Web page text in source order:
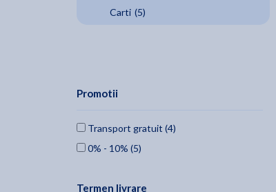
Carti (5)
Promotii
Transport gratuit (4)
0% - 10% (5)
Termen livrare